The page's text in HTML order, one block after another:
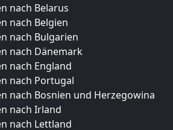
nach Belarus
nach Belgien
nach Bulgarien
nach Dänemark
nach England
nach Portugal
nach Bosnien und Herzegowina
nach Irland
nach Lettland